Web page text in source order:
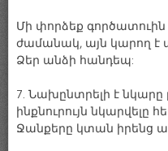
Մի փորձեք
ժամանակ, այն կարող է
Ձեր անձի հանդեպ:
7. Նախընտրելի է նկարը
ինքնուրույն
Ջանքերը կտան իրենց